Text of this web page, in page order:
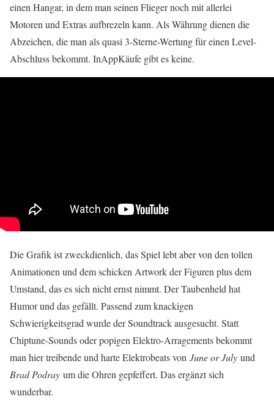
einen Hangar, in dem man seinen Flieger noch mit allerlei
Motoren und Extras aufbrezeln kann. Als Währung dienen die
Abzeichen, die man als quasi 3-Sterne-Wertung für einen Level-
Abschluss bekommt. InAppKäufe gibt es keine.
Die Grafik ist zweckdienlich, das Spiel lebt aber von den tollen
Animationen und dem schicken Artwork der Figuren plus dem
Umstand, das es sich nicht ernst nimmt. Der Taubenheld hat
Humor und das gefällt. Passend zum knackigen
Schwierigkeitsgrad wurde der Soundtrack ausgesucht. Statt
Chiptune-Sounds oder popigen Elektro-Arragements bekommt
man hier treibende und harte Elektrobeats von June or July und
Brad Podray um die Ohren gepfeffert. Das ergänzt sich
wunderbar.